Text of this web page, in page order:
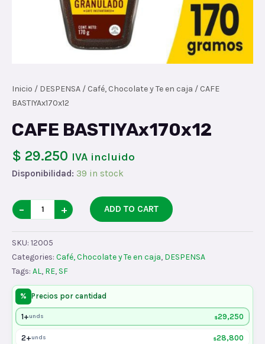
Inicio / DESPENSA / Café, Chocolate y Te en caja / CAFE
BASTIYAx170x12
CAFE BASTIYAx170x12
$ 29.250 IVA incluido
Disponibilidad: 39 in stock
CAFE
BASTIYAx170x12
quantity
− + ADD TO CART
SKU: 12005
Categories: Café, Chocolate y Te en caja, DESPENSA
Tags: AL, RE, SF
% Precios por cantidad
1+unds $29,250
2+unds $28,800